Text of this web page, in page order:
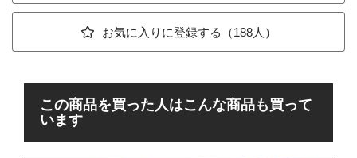
お気に入りに登録する（188人）
この商品を買った人はこんな商品も買って
います